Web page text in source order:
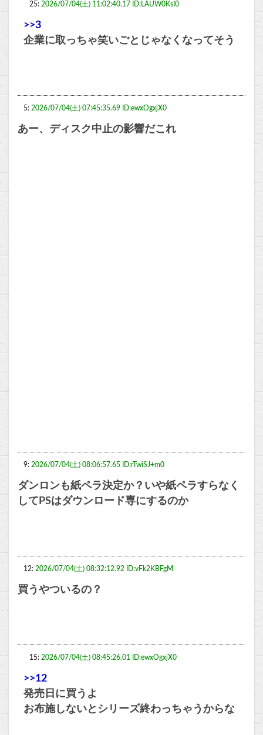
25: 2026/07/04(土) 11:02:40.17 ID:LAUW0KsI0
>>3
企業に取っちゃ笑いごとじゃなくなってそう
5: 2026/07/04(土) 07:45:35.69 ID:ewxOgxjX0
あー、ディスク中止の影響だこれ
9: 2026/07/04(土) 08:06:57.65 ID:rTwiSJ+m0
ダンロンも紙ペラ決定か？いや紙ペラすらなく
してPSはダウンロード専にするのか
12: 2026/07/04(土) 08:32:12.92 ID:vFk2KBFgM
買うやついるの？
15: 2026/07/04(土) 08:45:26.01 ID:ewxOgxjX0
>>12
発売日に買うよ
お布施しないとシリーズ終わっちゃうからな